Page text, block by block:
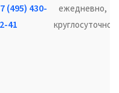
(495) 430-
41
ежедневно,
круглосуточно